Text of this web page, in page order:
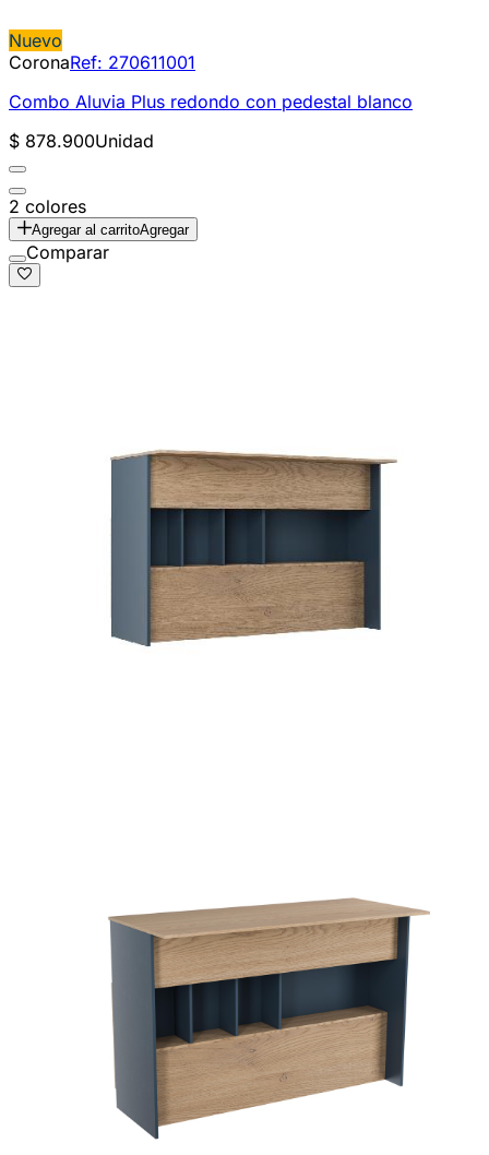
Nuevo
CoronaRef: 270611001
Combo Aluvia Plus redondo con pedestal blanco
$ 878.900Unidad
2 colores
Agregar al carritoAgregar
Comparar